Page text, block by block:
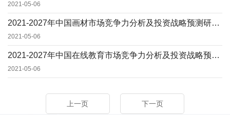
2021-05-06
2021-2027年中国画材市场竞争力分析及投资战略预测研发报告
2021-05-06
2021-2027年中国在线教育市场竞争力分析及投资战略预测研发报告
2021-05-06
上一页 下一页